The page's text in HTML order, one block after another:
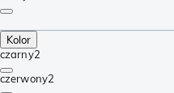
Kolor
czarny2
czerwony2